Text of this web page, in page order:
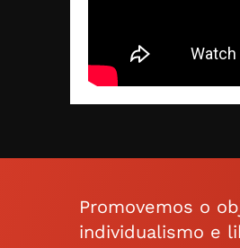
Promovemos o
individualismo e